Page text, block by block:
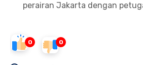
perairan Jakarta dengan
0 0